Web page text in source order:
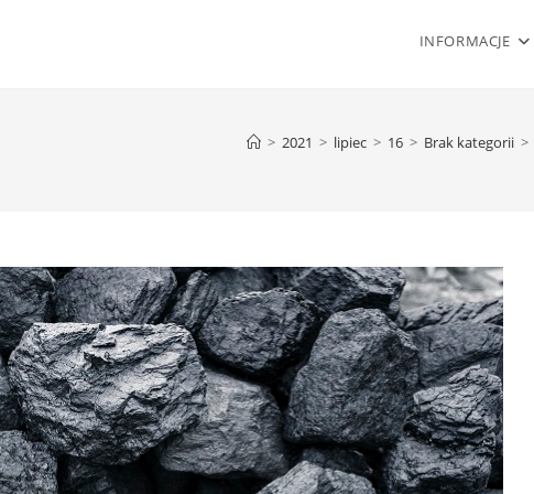
INFORMACJE
> 2021 > lipiec > 16 > Brak kategorii >